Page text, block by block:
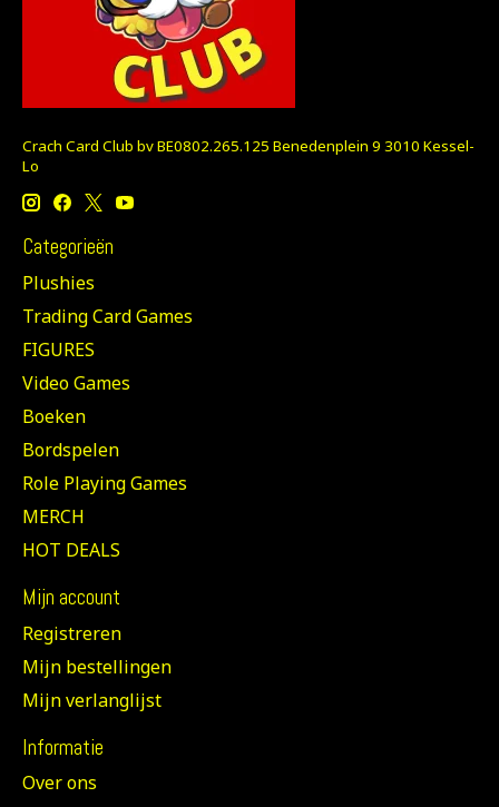
Crach Card Club bv BE0802.265.125 Benedenplein 9 3010 Kessel-
Lo
Categorieën
Plushies
Trading Card Games
FIGURES
Video Games
Boeken
Bordspelen
Role Playing Games
MERCH
HOT DEALS
Mijn account
Registreren
Mijn bestellingen
Mijn verlanglijst
Informatie
Over ons